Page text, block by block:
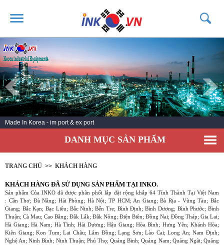
TRANG CHỦ
GIỚI THIỆU
SẢN PHẨM
DỊCH VỤ
TIN TỨC
KHÁCH HÀNG
Made In Korea - im port & ex port
DANH MỤC SẢN PHẨM
TRANG CHỦ >> KHÁCH HÀNG
KHÁCH HÀNG ĐÃ SỬ DỤNG SẢN PHẨM TẠI INKO.
Sản phẩm Của INKO đã được phân phối lắp đặt rộng khắp 64 Tỉnh Thành Tại Việt Nam
: Cần Thơ; Đà Nẵng; Hải Phòng; Hà Nội; TP HCM; An Giang; Bà Rịa - Vũng Tàu; Bắc
Giang; Bắc Kạn; Bạc Liêu; Bắc Ninh; Bến Tre; Bình Định; Bình Dương; Bình Phước; Bình
Thuận; Cà Mau; Cao Bằng; Đắk Lắk; Đắk Nông; Điện Biên; Đồng Nai; Đồng Tháp; Gia Lai;
Hà Giang; Hà Nam; Hà Tĩnh; Hải Dương; Hậu Giang; Hòa Bình; Hưng Yên; Khánh Hòa;
Kiên Giang; Kon Tum; Lai Châu; Lâm Đồng; Lạng Sơn; Lào Cai; Long An; Nam Định;
Nghệ An; Ninh Bình; Ninh Thuận; Phú Thọ; Quảng Bình; Quảng Nam; Quảng Ngãi; Quảng